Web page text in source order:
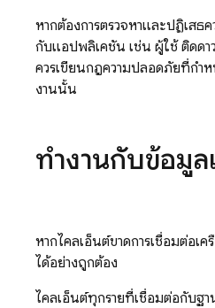
หากต้องการตรวจหาและปฏิเสธ
กับแอปพลิเคชัน เช่น ผู้ใช้ ติดด
ควรเขียนกฎความปลอดภัยที่กำ
งานนั้น
ทำงานกับข้อมู
หากไคลเอ็นต์ขาดการเชื่อมต่อเ
ได้อย่างถูกต้อง
ไคลเอ็นต์ทุกรายที่เชื่อมต่อกับฐ